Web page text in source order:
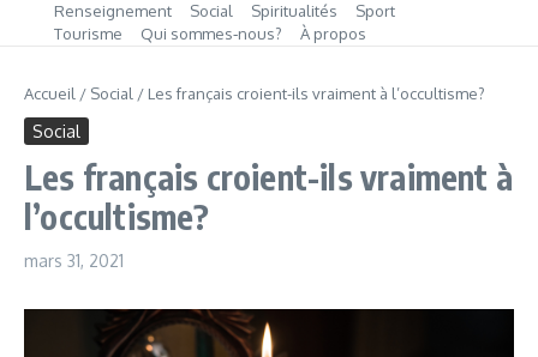
Renseignement
Social Spiritualités
Sport
Tourisme
Qui sommes‑nous? À propos
Accueil / Social / Les français croient-ils vraiment à l’occultisme?
Social
Les français croient-ils vraiment à
l’occultisme?
mars 31, 2021